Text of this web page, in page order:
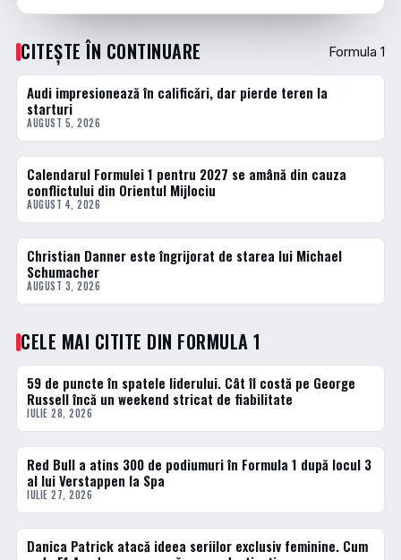
CITEȘTE ÎN CONTINUARE Formula 1
FORMULA 1
Audi impresionează în calificări, dar pierde teren la
starturi
AUGUST 5, 2026
FORMULA 1
Calendarul Formulei 1 pentru 2027 se amână din cauza
conflictului din Orientul Mijlociu
AUGUST 4, 2026
FORMULA 1
Christian Danner este îngrijorat de starea lui Michael
Schumacher
AUGUST 3, 2026
CELE MAI CITITE DIN FORMULA 1
1 · TOP
59 de puncte în spatele liderului. Cât îl costă pe George
Russell încă un weekend stricat de fiabilitate
IULIE 28, 2026
2 · TOP
Red Bull a atins 300 de podiumuri în Formula 1 după locul 3
al lui Verstappen la Spa
IULIE 27, 2026
3 · TOP
Danica Patrick atacă ideea seriilor exclusiv feminine. Cum